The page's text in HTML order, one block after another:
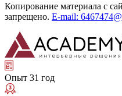
Копирование материала с
запрещено. E-mail:
Опыт 31 год